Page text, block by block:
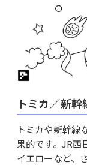
トミカ／新幹
トミカや新幹線
果的です。JR西
イエローなど、